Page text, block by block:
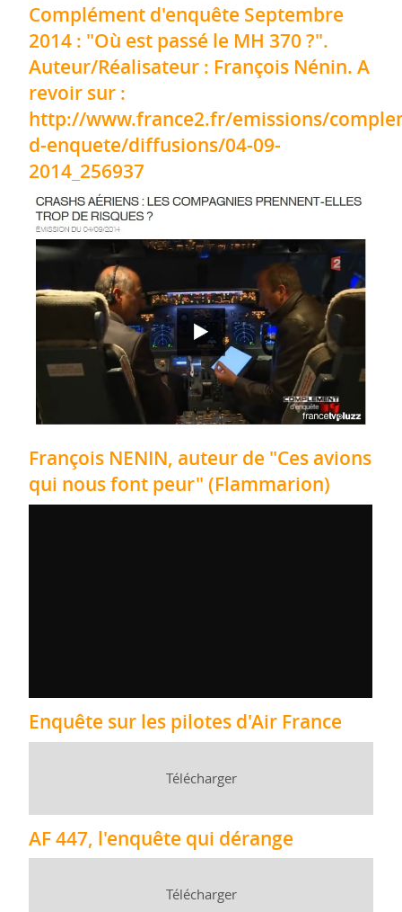
Complément d'enquête Septembre
2014 : "Où est passé le MH 370 ?".
Auteur/Réalisateur : François Nénin. A
revoir sur :
http://www.france2.fr/emissions/
d-enquete/diffusions/04-09-
2014_256937
François NENIN, auteur de "Ces avions
qui nous font peur" (Flammarion)
Enquête sur les pilotes d'Air France
Télécharger
AF 447, l'enquête qui dérange
Télécharger